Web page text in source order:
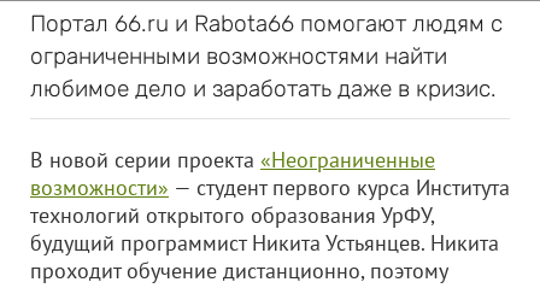
Портал 66.ru и Rabota66 помогают людям с
ограниченными возможностями найти
любимое дело и заработать даже в кризис.
В новой серии проекта «Неограниченные
возможности» — студент первого курса Института
технологий открытого образования УрФУ,
будущий программист Никита Устьянцев. Никита
проходит обучение дистанционно, поэтому